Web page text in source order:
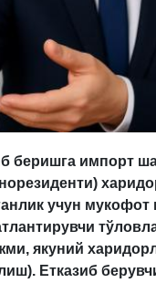
беришга импорт
учун мукофот
якуний
Етказиб